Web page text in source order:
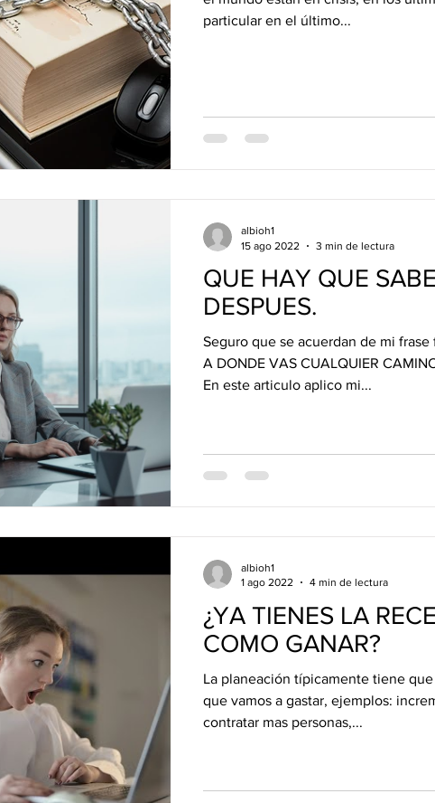
particular en el último...
QUE HAY QUE
DESPUES.
Seguro que se acuerdan de mi frase
A DONDE VAS CUALQUIER
En este articulo aplico mi...
albioh1
15 ago 2022
3 min de lectura
¿YA TIENES LA
COMO GANAR?
La planeación típicamente tiene
que vamos a gastar, ejemplos:
contratar mas personas,...
albioh1
1 ago 2022
4 min de lectura